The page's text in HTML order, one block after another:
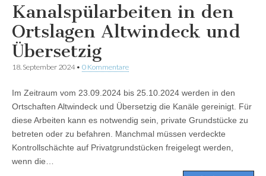
Kanalspülarbeiten in den
Ortslagen Altwindeck und
Übersetzig
18. September 2024• 0 Kommentare
Im Zeitraum vom 23.09.2024 bis 25.10.2024 werden in den
Ortschaften Altwindeck und Übersetzig die Kanäle gereinigt. Für
diese Arbeiten kann es notwendig sein, private Grundstücke zu
betreten oder zu befahren. Manchmal müssen verdeckte
Kontrollschächte auf Privatgrundstücken freigelegt werden,
wenn die…